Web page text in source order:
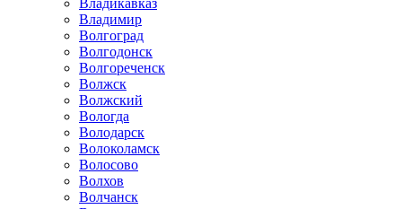
Владикавказ
Владимир
Волгоград
Волгодонск
Волгореченск
Волжск
Волжский
Вологда
Володарск
Волоколамск
Волосово
Волхов
Волчанск